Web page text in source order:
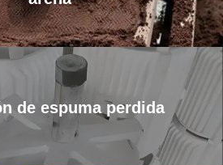
de espuma perdida